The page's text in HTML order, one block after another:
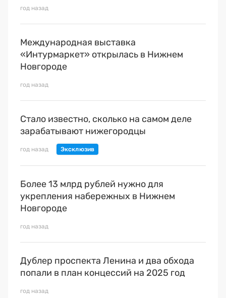
год назад
Международная выставка
«Интурмаркет» открылась в Нижнем
Новгороде
год назад
Стало известно, сколько на самом деле
зарабатывают нижегородцы
год назад
Более 13 млрд рублей нужно для
укрепления набережных в Нижнем
Новгороде
год назад
Дублер проспекта Ленина и два обхода
попали в план концессий на 2025 год
год назад